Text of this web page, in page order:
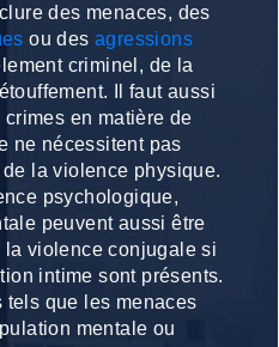
des menaces, des
ou desagressions
criminel, de la
Il faut aussi
en matière de
ne nécessitent pas
la violence physique.
psychologique,
peuvent aussi être
violence conjugale si
intime sont présents.
tels que les menaces
mentale ou